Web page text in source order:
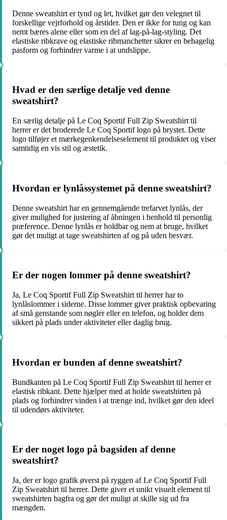
Denne sweatshirt er tynd og let, hvilket gør den velegnet til
forskellige vejrforhold og årstider. Den er ikke for tung og kan
nemt bæres alene eller som en del af lag-på-lag-styling. Det
elastiske ribkrave og elastiske ribmanchetter sikrer en behagelig
pasform og forhindrer varme i at undslippe.
Hvad er den særlige detalje ved denne
sweatshirt?
En særlig detalje på Le Coq Sportif Full Zip Sweatshirt til
herrer er det broderede Le Coq Sportif logo på brystet. Dette
logo tilføjer et mærkegenkendelseselement til produktet og viser
samtidig en vis stil og æstetik.
Hvordan er lynlåssystemet på denne sweatshirt?
Denne sweatshirt har en gennemgående trefarvet lynlås, der
giver mulighed for justering af åbningen i henhold til personlig
præference. Denne lynlås er holdbar og nem at bruge, hvilket
gør det muligt at tage sweatshirten af og på uden besvær.
Er der nogen lommer på denne sweatshirt?
Ja, Le Coq Sportif Full Zip Sweatshirt til herrer har to
lynlåslommer i siderne. Disse lommer giver praktisk opbevaring
af små genstande som nøgler eller en telefon, og holder dem
sikkert på plads under aktiviteter eller daglig brug.
Hvordan er bunden af denne sweatshirt?
Bundkanten på Le Coq Sportif Full Zip Sweatshirt til herrer er
elastisk ribkant. Dette hjælper med at holde sweatshirten på
plads og forhindrer vinden i at trænge ind, hvilket gør den ideel
til udendørs aktiviteter.
Er der noget logo på bagsiden af denne
sweatshirt?
Ja, der er logo grafik øverst på ryggen af Le Coq Sportif Full
Zip Sweatshirt til herrer. Dette giver et unikt visuelt element til
sweatshirten bagfra og gør det muligt at skille sig ud fra
mængden.